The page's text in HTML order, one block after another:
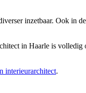
inzetbaar. Ook in
in Haarle is
interieurarchitect.